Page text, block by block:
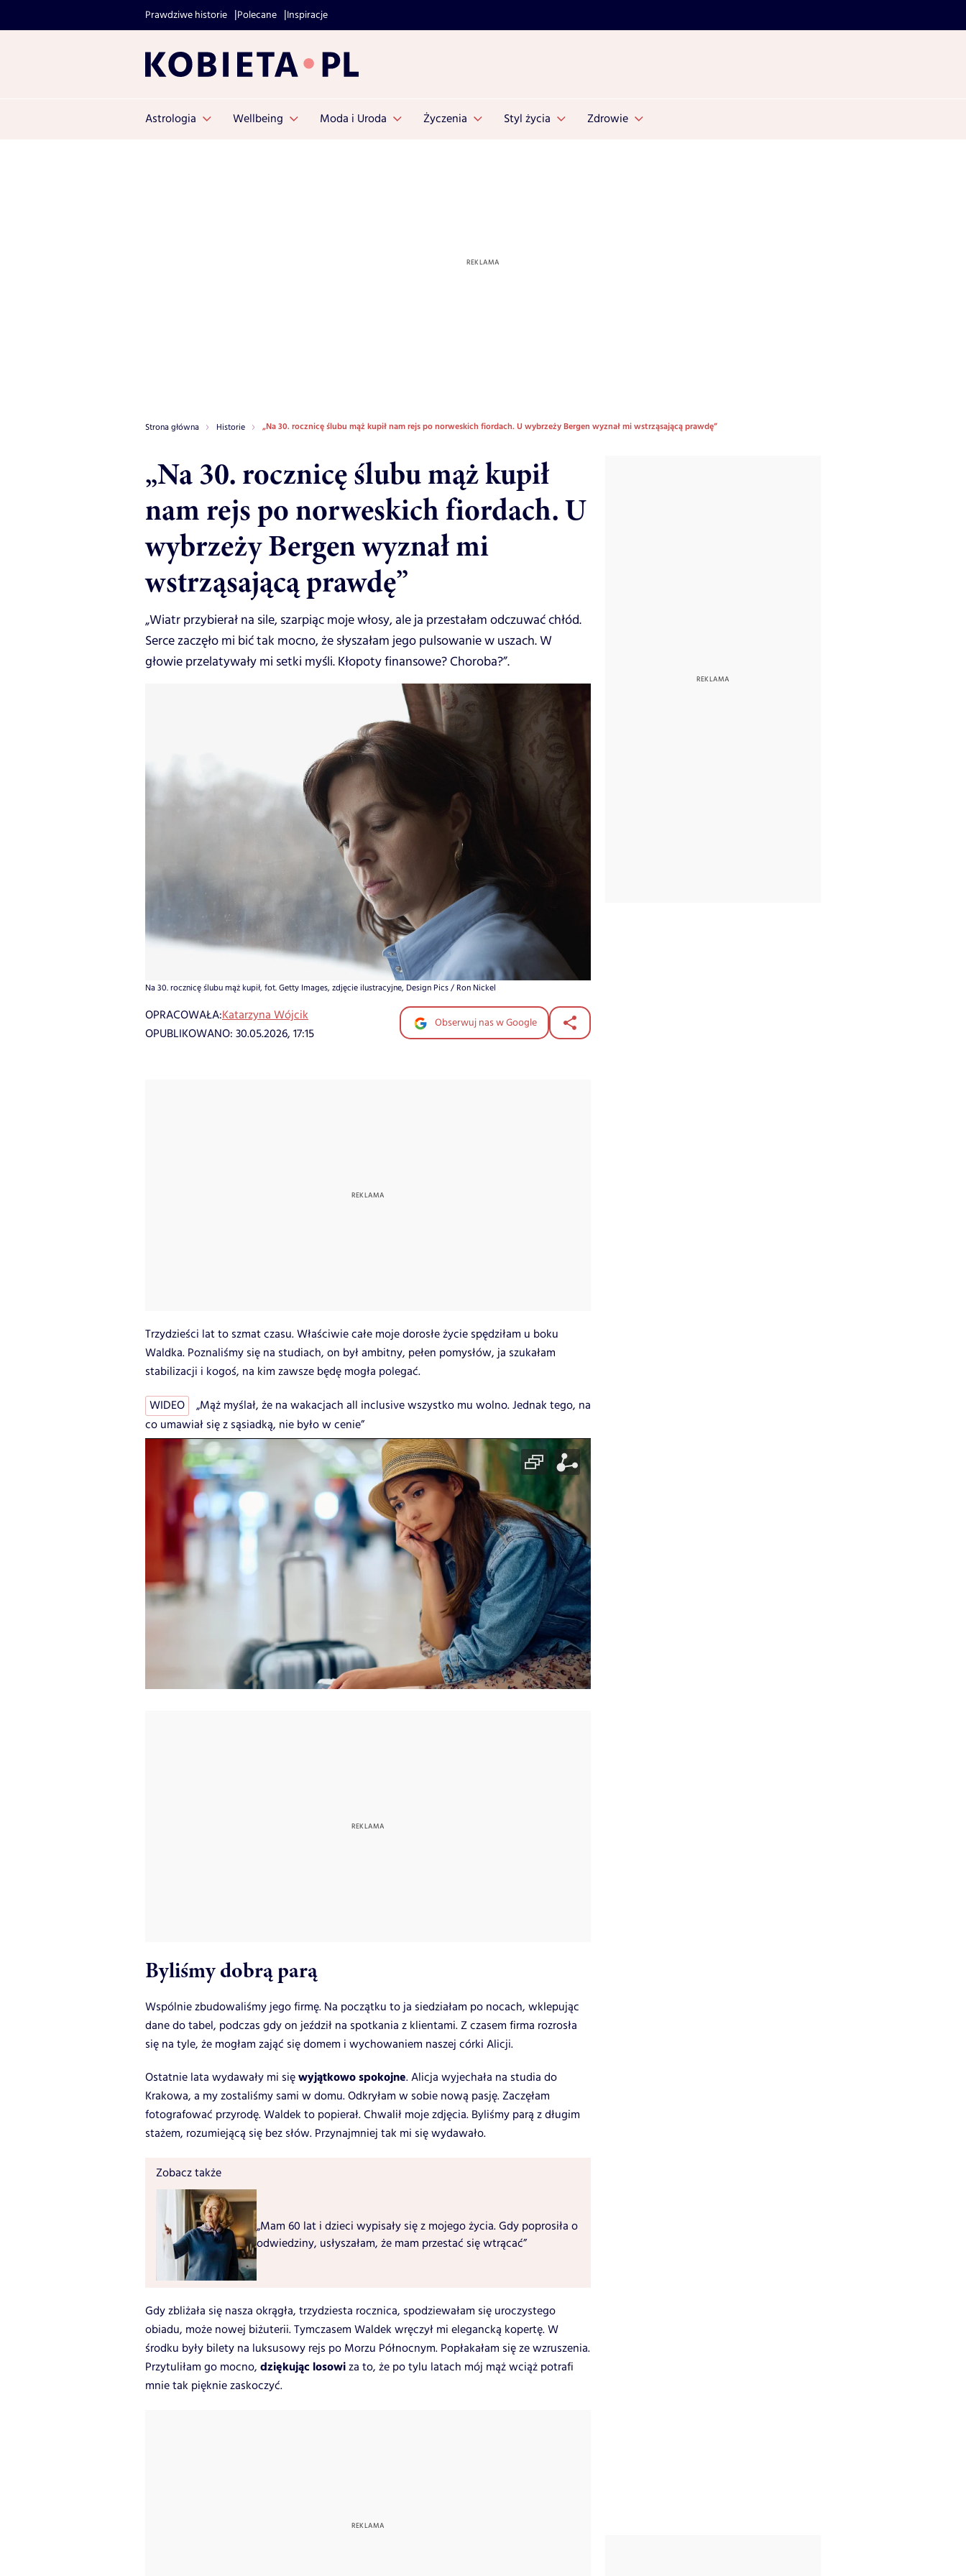
Prawdziwe historie Polecane Inspiracje
Astrologia Wellbeing Moda i Uroda Życzenia Styl życia Zdrowie
Strona główna Historie „Na 30. rocznicę ślubu mąż kupił nam rejs po norweskich fiordach. U wybrzeży Bergen wyznał mi wstrząsającą prawdę”
„Na 30. rocznicę ślubu mąż kupił
nam rejs po norweskich fiordach. U
wybrzeży Bergen wyznał mi
wstrząsającą prawdę”
„Wiatr przybierał na sile, szarpiąc moje włosy, ale ja przestałam odczuwać chłód.
Serce zaczęło mi bić tak mocno, że słyszałam jego pulsowanie w uszach. W
głowie przelatywały mi setki myśli. Kłopoty finansowe? Choroba?”.
Na 30. rocznicę ślubu mąż kupił, fot. Getty Images, zdjęcie ilustracyjne, Design Pics / Ron Nickel
OPRACOWAŁA:Katarzyna Wójcik
OPUBLIKOWANO: 30.05.2026, 17:15
Obserwuj nas w Google
Trzydzieści lat to szmat czasu. Właściwie całe moje dorosłe życie spędziłam u boku
Waldka. Poznaliśmy się na studiach, on był ambitny, pełen pomysłów, ja szukałam
stabilizacji i kogoś, na kim zawsze będę mogła polegać.
WIDEO
„Mąż myślał, że na wakacjach all inclusive wszystko mu wolno. Jednak tego, na
co umawiał się z sąsiadką, nie było w cenie”
Byliśmy dobrą parą
Wspólnie zbudowaliśmy jego firmę. Na początku to ja siedziałam po nocach, wklepując
dane do tabel, podczas gdy on jeździł na spotkania z klientami. Z czasem firma rozrosła
się na tyle, że mogłam zająć się domem i wychowaniem naszej córki Alicji.
Ostatnie lata wydawały mi sięwyjątkowo spokojne. Alicja wyjechała na studia do
Krakowa, a my zostaliśmy sami w domu. Odkryłam w sobie nową pasję. Zaczęłam
fotografować przyrodę. Waldek to popierał. Chwalił moje zdjęcia. Byliśmy parą z długim
stażem, rozumiejącą się bez słów. Przynajmniej tak mi się wydawało.
Zobacz także
„Mam 60 lat i dzieci wypisały się z mojego życia. Gdy poprosiła o
odwiedziny, usłyszałam, że mam przestać się wtrącać”
Gdy zbliżała się nasza okrągła, trzydziesta rocznica, spodziewałam się uroczystego
obiadu, może nowej biżuterii. Tymczasem Waldek wręczył mi elegancką kopertę. W
środku były bilety na luksusowy rejs po Morzu Północnym. Popłakałam się ze wzruszenia.
Przytuliłam go mocno, dziękując losowiza to, że po tylu latach mój mąż wciąż potrafi
mnie tak pięknie zaskoczyć.